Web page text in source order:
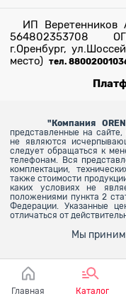
ИП
564802353708
г.Оренбург,
место) тел.
" Компания
представленные на
не являются
следует обращаться к
телефонам. Вся
комплектации,
также стоимости
каких условиях не
положениями пункта 2
Федерации. Указанные
отличаться от
Мы
Главная Каталог